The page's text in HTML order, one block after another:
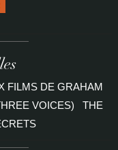
FILMS DE GRAHAM
VOICES)
THE